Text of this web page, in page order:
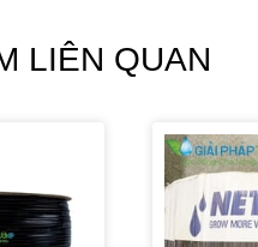
LIÊN QUAN